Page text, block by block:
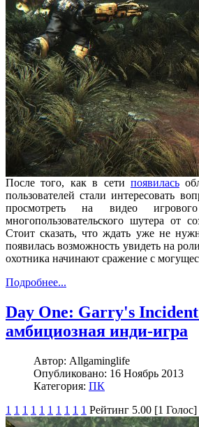
После того, как в сети появилась
пользователей стали интересовать
просмотреть на видео
многопользовательского шутера от
Стоит сказать, что ждать уже не
появилась возможность увидеть на
охотника начинают сражение с
Подробнее...
Day One: Garry's
амбициозная инди-игра
Автор: Allgaminglife
Опубликовано: 16 Ноябрь 2013
Категория: ПК
1 1 1 1 1 1 1 1 1 1 Рейтинг 5.00 [1 Голос]